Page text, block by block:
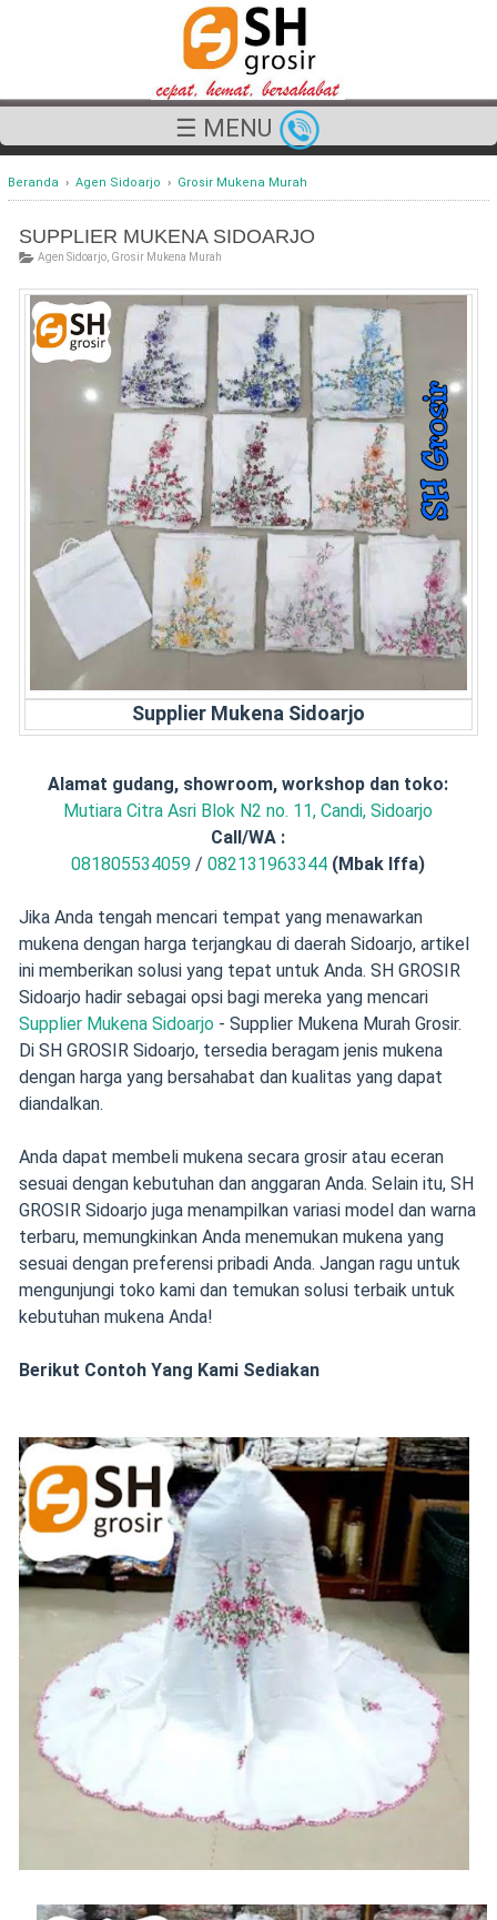
☰ MENU
Beranda › Agen Sidoarjo › Grosir Mukena Murah
SUPPLIER MUKENA SIDOARJO
Agen Sidoarjo, Grosir Mukena Murah
Supplier Mukena Sidoarjo
Alamat gudang, showroom, workshop dan toko:
Mutiara Citra Asri Blok N2 no. 11, Candi, Sidoarjo
Call/WA :
081805534059 /082131963344 (Mbak Iffa)
Jika Anda tengah mencari tempat yang menawarkan
mukena dengan harga terjangkau di daerah Sidoarjo, artikel
ini memberikan solusi yang tepat untuk Anda. SH GROSIR
Sidoarjo hadir sebagai opsi bagi mereka yang mencari
Supplier Mukena Sidoarjo- Supplier Mukena Murah Grosir.
Di SH GROSIR Sidoarjo, tersedia beragam jenis mukena
dengan harga yang bersahabat dan kualitas yang dapat
diandalkan.
Anda dapat membeli mukena secara grosir atau eceran
sesuai dengan kebutuhan dan anggaran Anda. Selain itu, SH
GROSIR Sidoarjo juga menampilkan variasi model dan warna
terbaru, memungkinkan Anda menemukan mukena yang
sesuai dengan preferensi pribadi Anda. Jangan ragu untuk
mengunjungi toko kami dan temukan solusi terbaik untuk
kebutuhan mukena Anda!
Berikut Contoh Yang Kami Sediakan